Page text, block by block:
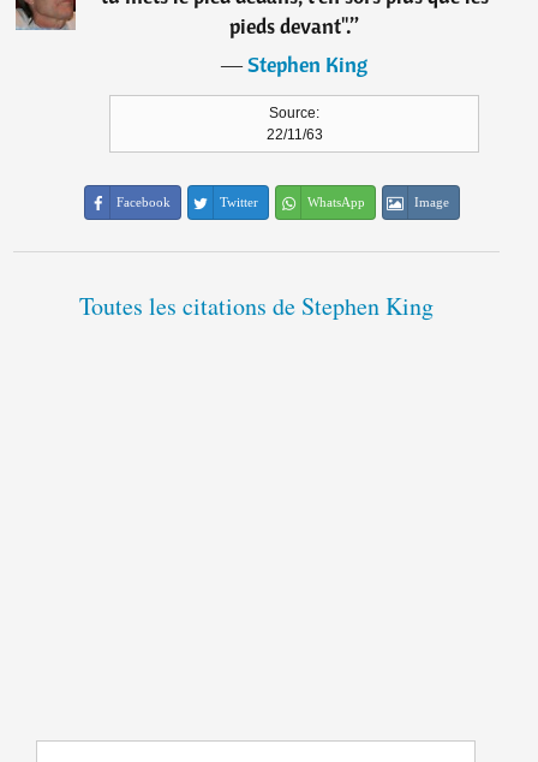
pieds devant".”
―Stephen King
Source:
22/11/63
Facebook Twitter WhatsApp Image
Toutes les citations de Stephen King